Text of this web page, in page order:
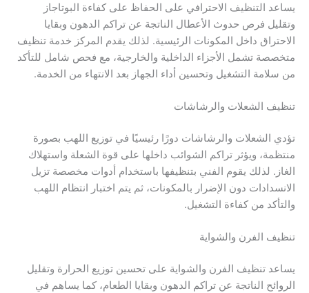
يساعد التنظيف الاحترافي على الحفاظ على كفاءة البوتاجاز
وتقليل فرص حدوث الأعطال الناتجة عن تراكم الدهون وبقايا
الاحتراق داخل المكونات الرئيسية. لذلك يقدم المركز خدمة تنظيف
متخصصة تشمل الأجزاء الداخلية والخارجية، مع فحص شامل للتأكد
من سلامة التشغيل وتحسين أداء الجهاز بعد الانتهاء من الخدمة.
تنظيف الشعلات والرشاشات
تؤدي الشعلات والرشاشات دورًا رئيسيًا في توزيع اللهب بصورة
منتظمة، ويؤثر تراكم الشوائب داخلها على قوة الشعلة واستهلاك
الغاز. لذلك يقوم الفني بتنظيفها باستخدام أدوات مخصصة تزيل
الانسدادات دون الإضرار بالمكونات، ثم يتم اختبار انتظام اللهب
والتأكد من كفاءة التشغيل.
تنظيف الفرن والشواية
يساعد تنظيف الفرن والشواية على تحسين توزيع الحرارة وتقليل
الروائح الناتجة عن تراكم الدهون وبقايا الطعام، كما يساهم في